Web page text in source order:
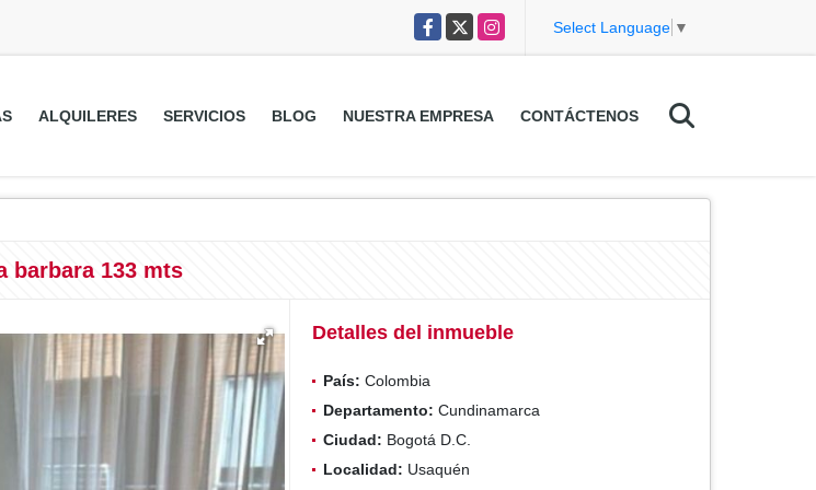
Facebook
X Instagram Select Language ▼
ALQUILERES SERVICIOS BLOG NUESTRA EMPRESA CONTÁCTENOS
barbara 133 mts
Detalles del inmueble
País: Colombia
Departamento: Cundinamarca
Ciudad: Bogotá D.C.
Localidad: Usaquén